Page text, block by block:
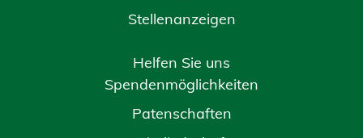
Stellenanzeigen
Helfen Sie uns
Spendenmöglichkeiten
Patenschaften